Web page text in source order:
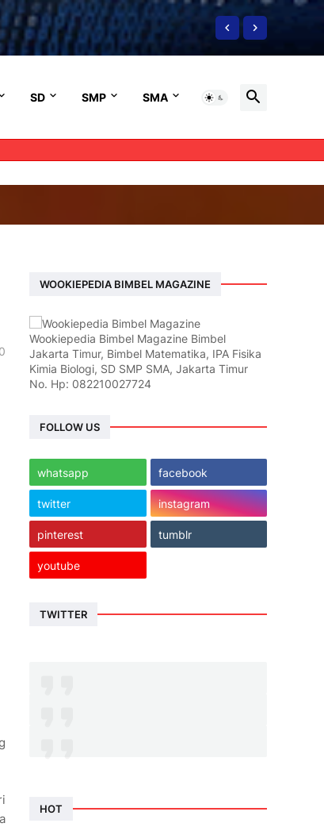
SD SMP SMA
0
WOOKIEPEDIA BIMBEL MAGAZINE
Wookiepedia Bimbel Magazine Bimbel
Jakarta Timur, Bimbel Matematika, IPA Fisika
Kimia Biologi, SD SMP SMA, Jakarta Timur
No. Hp: 082210027724
FOLLOW US
whatsapp facebook
twitter instagram
pinterest tumblr
youtube
TWITTER
HOT